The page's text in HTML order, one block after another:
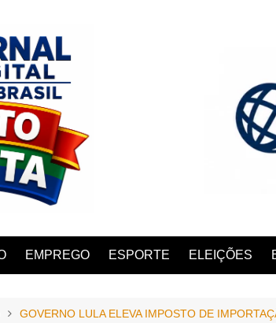
AMPARO
EMPREGO ESPORTE ELEIÇÕES
GOVERNO LULA ELEVA IMPOSTO DE